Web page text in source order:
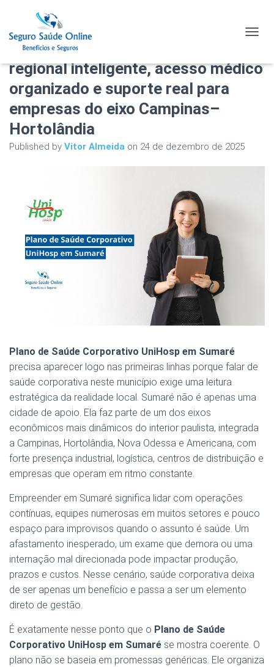
Plano de Saúde Corporativo
UniHosp em Sumaré: estrutura
regional inteligente, acesso médico
organizado e suporte real para
empresas do eixo Campinas–
Hortolândia
Published by Vitor Almeida on 24 de dezembro de 2025
Plano de Saúde Corporativo UniHosp em Sumaré
precisa aparecer logo nas primeiras linhas porque falar de
saúde corporativa neste município exige uma leitura
estratégica da realidade local. Sumaré não é apenas uma
cidade de apoio. Ela faz parte de um dos eixos
econômicos mais dinâmicos do interior paulista, integrada
a Campinas, Hortolândia, Nova Odessa e Americana, com
forte presença industrial, logística, centros de distribuição e
empresas que operam em ritmo constante.
Empreender em Sumaré significa lidar com operações
contínuas, equipes numerosas em muitos setores e pouco
espaço para improvisos quando o assunto é saúde. Um
afastamento inesperado, um exame que demora ou uma
internação mal direcionada pode impactar produção,
prazos e custos. Nesse cenário, saúde corporativa deixa
de ser apenas um benefício e passa a ser um elemento
direto de gestão.
É exatamente nesse ponto que o Plano de Saúde
Corporativo UniHosp em Sumaré se mostra coerente. O
plano não se baseia em promessas genéricas. Ele organiza